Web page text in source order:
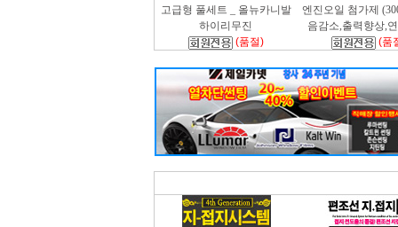
고급형 풀세트 _ 올뉴카니발
하이리무진
(품절)
엔진오일 첨가제
음감소,출력향상,
(품